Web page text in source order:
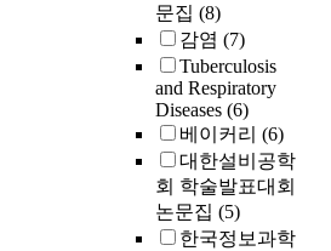
문집 (8)
감염 (7)
Tuberculosis
and Respiratory
Diseases (6)
베이커리 (6)
대한설비공학
회 학술발표대회
논문집 (5)
한국정보과학